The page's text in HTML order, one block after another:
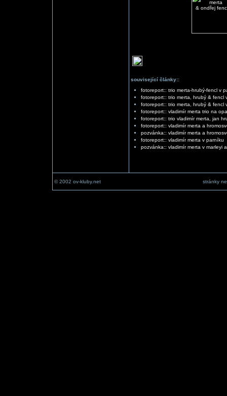
související články::
fotoreport:: trio merta-hrubý-fencl v
fotoreport:: trio merta, hrubý & fencl
fotoreport:: trio merta, hrubý & fencl
fotoreport:: vladimír merta trio na
fotoreport:: trio vladimír merta, jan
fotoreport:: vladimír merta a
pozvánka:: vladimír merta a
fotoreport:: vladimír merta v parníku
pozvánka:: vladimír merta v marleyi
© 2002 ov-kluby.net stránky